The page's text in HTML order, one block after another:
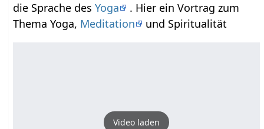
die Sprache desYoga
. Hier ein Vortrag zum
Thema Yoga, Meditation und Spiritualität
Video laden